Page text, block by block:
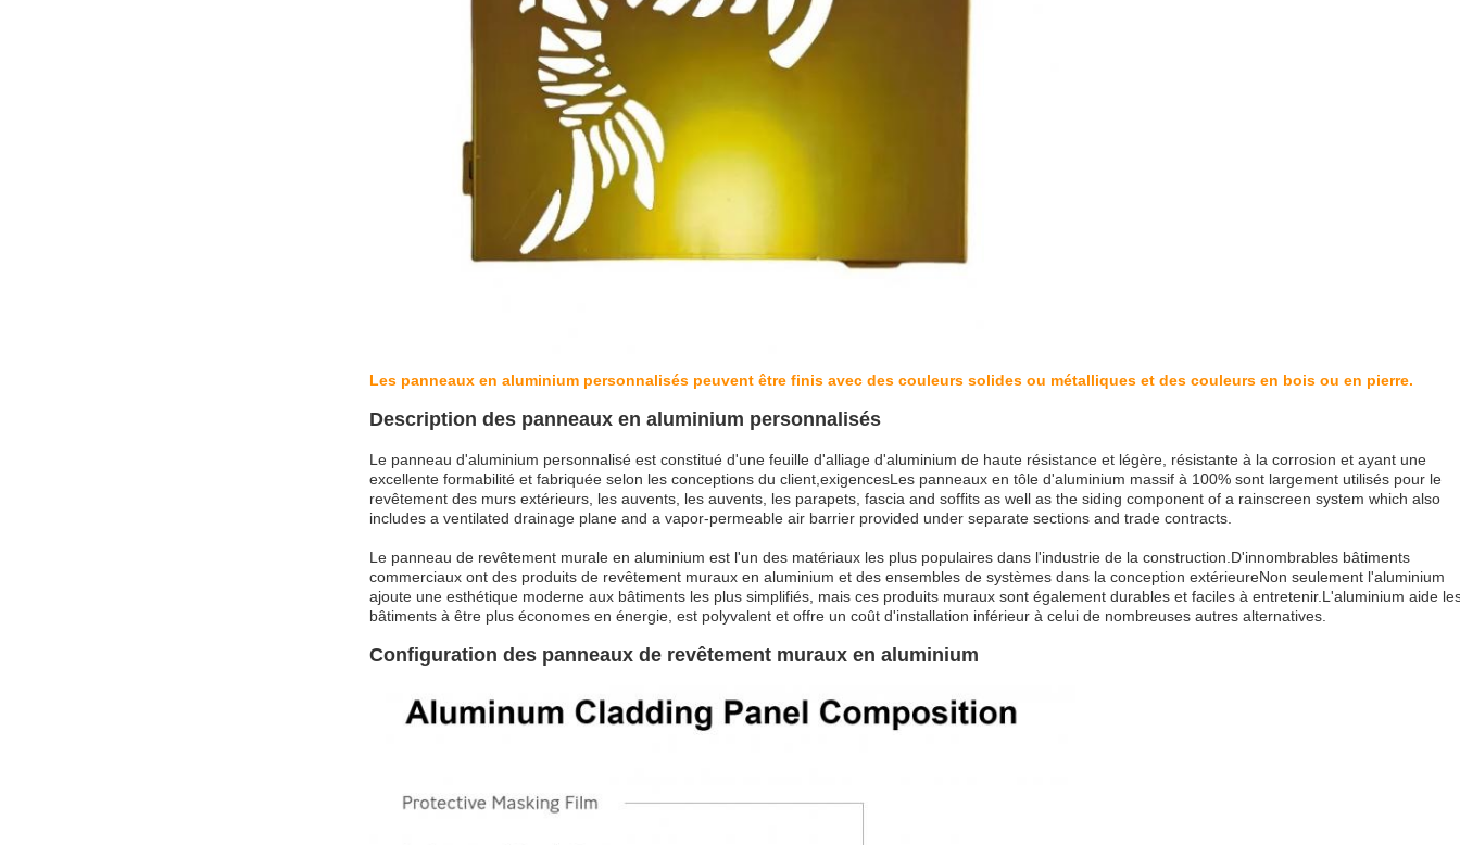
Les panneaux en aluminium personnalisés peuvent être finis avec des couleurs solides ou métalliques et des couleurs en bois ou en pierre.
Description des panneaux en aluminium personnalisés
Le panneau d'aluminium personnalisé est constitué d'une feuille d'alliage d'aluminium de haute résistance et légère, résistante à la corrosion et ayant une
excellente formabilité et fabriquée selon les conceptions du client,exigencesLes panneaux en tôle d'aluminium massif à 100% sont largement utilisés pour le
revêtement des murs extérieurs, les auvents, les auvents, les parapets, fascia and soffits as well as the siding component of a rainscreen system which also
includes a ventilated drainage plane and a vapor-permeable air barrier provided under separate sections and trade contracts.
Le panneau de revêtement murale en aluminium est l'un des matériaux les plus populaires dans l'industrie de la construction.D'innombrables bâtiments
commerciaux ont des produits de revêtement muraux en aluminium et des ensembles de systèmes dans la conception extérieureNon seulement l'aluminium
ajoute une esthétique moderne aux bâtiments les plus simplifiés, mais ces produits muraux sont également durables et faciles à entretenir.L'aluminium aide
bâtiments à être plus économes en énergie, est polyvalent et offre un coût d'installation inférieur à celui de nombreuses autres alternatives.
Configuration des panneaux de revêtement muraux en aluminium